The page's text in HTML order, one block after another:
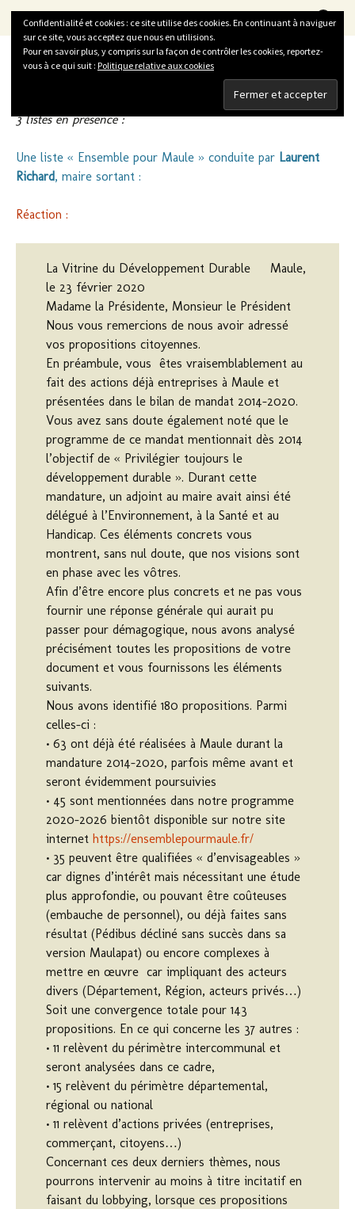
LVDD
La Vitrine du Développement Durable
Menu
Aller
au
contenu
MAULE
3 listes en présence :
Une liste « Ensemble pour Maule » conduite par Laurent
Richard, maire sortant :
Réaction :
La Vitrine du Développement Durable
Maule,
le 23 février 2020
Madame la Présidente, Monsieur le Président
Nous vous remercions de nous avoir adressé
vos propositions citoyennes.
En préambule, vous êtes vraisemblablement au
fait des actions déjà entreprises à Maule et
présentées dans le bilan de mandat 2014-2020.
Vous avez sans doute également noté que le
programme de ce mandat mentionnait dès 2014
l’objectif de « Privilégier toujours le
développement durable ». Durant cette
mandature, un adjoint au maire avait ainsi été
délégué à l’Environnement, à la Santé et au
Handicap. Ces éléments concrets vous
montrent, sans nul doute, que nos visions sont
en phase avec les vôtres.
Afin d’être encore plus concrets et ne pas vous
fournir une réponse générale qui aurait pu
passer pour démagogique, nous avons analysé
précisément toutes les propositions de votre
document et vous fournissons les éléments
suivants.
Nous avons identifié 180 propositions. Parmi
celles-ci :
• 63 ont déjà été réalisées à Maule durant la
mandature 2014-2020, parfois même avant et
seront évidemment poursuivies
• 45 sont mentionnées dans notre programme
2020-2026 bientôt disponible sur notre site
internet https://ensemblepourmaule.fr/
• 35 peuvent être qualifiées « d’envisageables »
car dignes d’intérêt mais nécessitant une étude
plus approfondie, ou pouvant être coûteuses
(embauche de personnel), ou déjà faites sans
résultat (Pédibus décliné sans succès dans sa
version Maulapat) ou encore complexes à
mettre en œuvre car impliquant des acteurs
divers (Département, Région, acteurs privés…)
Soit une convergence totale pour 143
propositions. En ce qui concerne les 37 autres :
• 11 relèvent du périmètre intercommunal et
seront analysées dans ce cadre,
• 15 relèvent du périmètre départemental,
régional ou national
• 11 relèvent d’actions privées (entreprises,
commerçant, citoyens…)
Concernant ces deux derniers thèmes, nous
pourrons intervenir au moins à titre incitatif en
faisant du lobbying, lorsque ces propositions
Confidentialité et cookies : ce site utilise des cookies. En continuant à naviguer
sur ce site, vous acceptez que nous en utilisions.
Pour en savoir plus, y compris sur la façon de contrôler les cookies, reportez-
vous à ce qui suit : Politique relative aux cookies